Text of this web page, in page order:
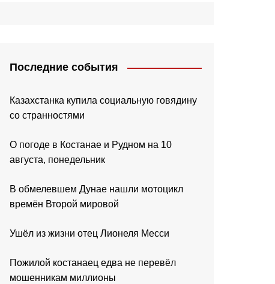
Последние события
Казахстанка купила социальную говядину
со странностями
О погоде в Костанае и Рудном на 10
августа, понедельник
В обмелевшем Дунае нашли мотоцикл
времён Второй мировой
Ушёл из жизни отец Лионеля Месси
Пожилой костанаец едва не перевёл
мошенникам миллионы